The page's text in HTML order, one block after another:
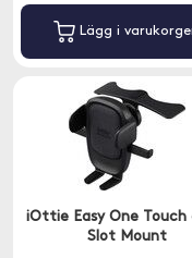
Lägg i
iOttie Easy One Touch
Slot Mount